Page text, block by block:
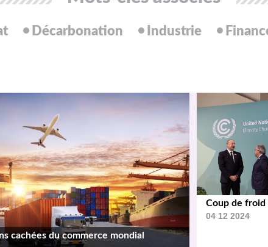
Décarbonation Industrie
cachées du commerce mondial
Coup de froid
04 12 2024